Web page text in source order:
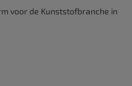
voor de Kunststofbranche in